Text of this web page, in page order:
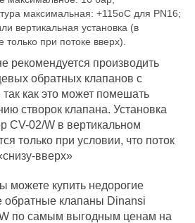
максимальная: +115оС для PN16;
вертикальная установка (в
при потоке вверх).
рекомендуется производить
обратных клапанов с
как это может помешать
створок клапана. Установка
CV-02/W в вертикальном
только при условии, что поток
вверх»
можете купить недорогие
обратные клапаны Dinansi
по самым выгодным ценам на